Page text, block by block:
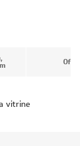
vitrine